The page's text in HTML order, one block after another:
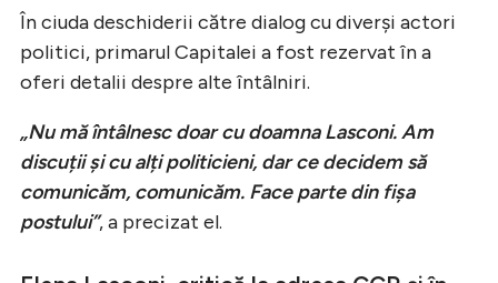
În ciuda deschiderii către dialog cu diverși actori
politici, primarul Capitalei a fost rezervat în a
oferi detalii despre alte întâlniri.
„Nu mă întâlnesc doar cu doamna Lasconi. Am
discuții și cu alți politicieni, dar ce decidem să
comunicăm, comunicăm. Face parte din fișa
postului”, a precizat el.